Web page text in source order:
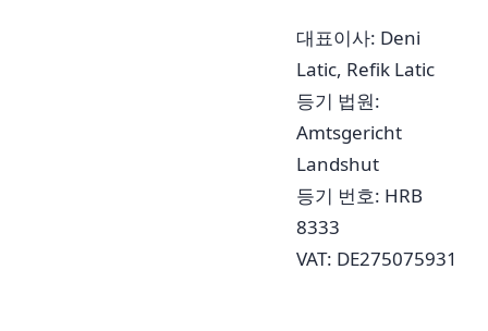
대표이사: Deni
Latic, Refik Latic
등기 법원:
Amtsgericht
Landshut
등기 번호: HRB
8333
VAT: DE275075931